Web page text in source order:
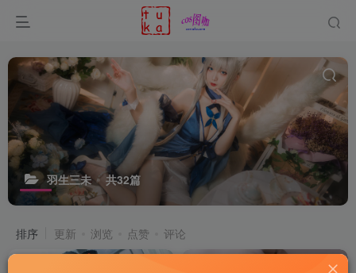
羽生三未 共32篇
排序 更新 浏览 点赞 评论